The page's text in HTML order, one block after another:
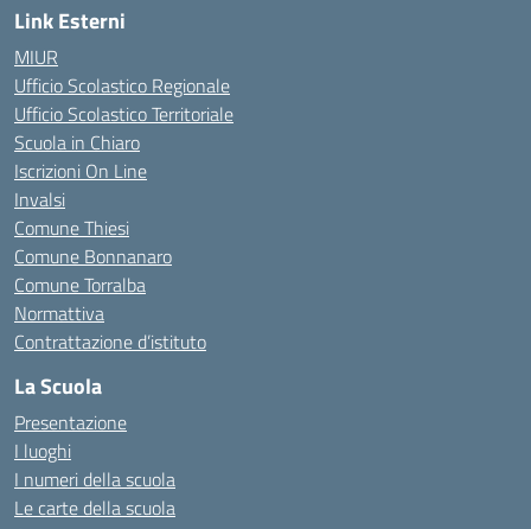
Link Esterni
MIUR
Ufficio Scolastico Regionale
Ufficio Scolastico Territoriale
Scuola in Chiaro
Iscrizioni On Line
Invalsi
Comune Thiesi
Comune Bonnanaro
Comune Torralba
Normattiva
Contrattazione d’istituto
La Scuola
Presentazione
I luoghi
I numeri della scuola
Le carte della scuola